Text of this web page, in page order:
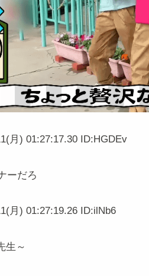
月) 01:27:17.30 ID:HGDEv
ーだろ
月) 01:27:19.26 ID:ilNb6
生～